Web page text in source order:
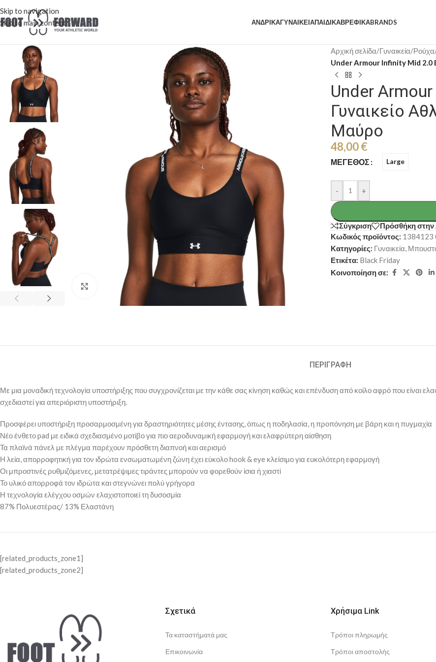
Skip to navigation
Skip to main content
ΑΝΔΡΙΚΆΓΥΝΑΙΚΕΊΑΠΑΙΔΙΚΆΒΡΕΦΙΚΆBRANDS
Κλικ για μεγέθυνση
Αρχική σελίδα/Γυναικεία/Ρούχα
Under Armour Infinity Mid 2.0
Under
Γυναικείο
Μαύρο
48,00€
ΜΈΓΕΘΟΣ Large
- +
Σύγκριση
Πρόσθήκη στην
Κωδικός προϊόντος: 1384123
Κατηγορίες: Γυναικεία,
Ετικέτα: Black Friday
Κοινοποίηση σε:
ΠΕΡΙΓΡΑΦΉ
Με μια μοναδική τεχνολογία υποστήριξης που συγχρονίζεται με την κάθε σας κίνηση καθώς και επένδυση από κοίλο αφρό που είναι
σχεδιαστεί για απεριόριστη υποστήριξη.
Προσφέρει υποστήριξη προσαρμοσμένη για δραστηριότητες μέσης έντασης, όπως η ποδηλασία, η προπόνηση με βάρη και η πυγμαχία
Νέο ένθετο pad με ειδικά σχεδιασμένο μοτίβο για πιο αεροδυναμική εφαρμογή και ελαφρύτερη αίσθηση
Τα πλαϊνά πάνελ με πλέγμα παρέχουν πρόσθετη διαπνοή και αερισμό
Η λεία, απορροφητική για τον ιδρώτα ενσωματωμένη ζώνη έχει εύκολο hook & eye κλείσιμο για ευκολότερη εφαρμογή
Οι μπροστινές ρυθμιζόμενες, μετατρέψιμες τιράντες μπορούν να φορεθούν ίσια ή χιαστί
Το υλικό απορροφά τον ιδρώτα και στεγνώνει πολύ γρήγορα
Η τεχνολογία ελέγχου οσμών ελαχιστοποιεί τη δυσοσμία
87% Πολυεστέρας/ 13% Ελαστάνη
[related_products_zone1]
[related_products_zone2]
Σχετικά
Τα καταστήματά μας
Επικοινωνία
Χρήσιμα Link
Τρόποι πληρωμής
Τρόποι αποστολής